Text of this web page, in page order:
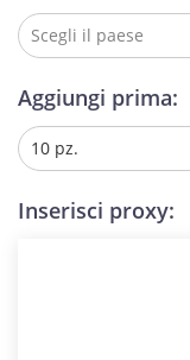
Scegli il paese
Aggiungi prima:
10 pz.
Inserisci proxy: